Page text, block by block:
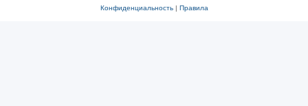
Конфиденциальность| Правила